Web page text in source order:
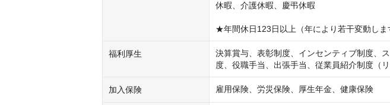
休暇、介護休暇、慶弔休暇
★年間休日123日以上（年により若干変動しま
福利厚生
決算賞与、表彰制度、インセンティブ制度、
度、役職手当、出張手当、従業員紹介制度（リ
加入保険 雇用保険、労災保険、厚生年金、健康保険